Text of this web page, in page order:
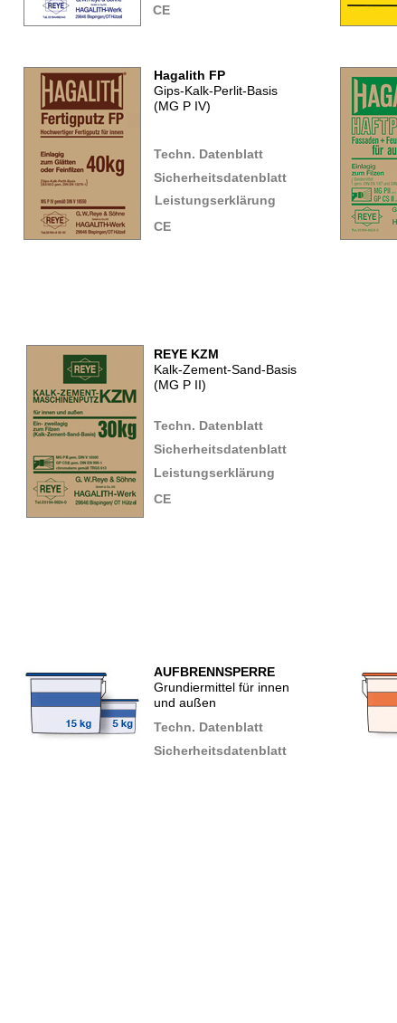
CE
Hagalith FP
Gips-Kalk-Perlit-Basis
(MG P IV)
Techn. Datenblatt
Sicherheitsdatenblatt
Leistungserklärung
CE
REYE KZM
Kalk-Zement-Sand-Basis
(MG P II)
Techn. Datenblatt
Sicherheitsdatenblatt
Leistungserklärung
CE
AUFBRENNSPERRE
Grundiermittel für innen
und außen
Techn. Datenblatt
Sicherheitsdatenblatt